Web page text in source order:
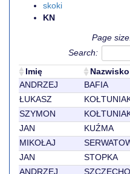
skoki
KN
Page
Search:
Imię
Nazwisko
ANDRZEJ
BAFIA
ŁUKASZ
SZYMON
JAN
KUŹMA
MIKOŁAJ
JAN
STOPKA
ANDRZEJ